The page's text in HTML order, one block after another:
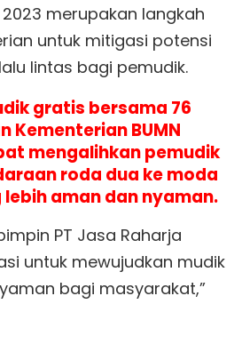
merupakan langkah
untuk mitigasi potensi
lintas bagi pemudik.
gratis bersama 76
Kementerian BUMN
mengalihkan pemudik
roda dua ke moda
aman dan nyaman.
PT Jasa Raharja
untuk mewujudkan mudik
bagi masyarakat,”